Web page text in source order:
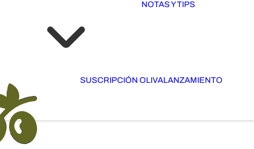
NOTAS Y TIPS
SUSCRIPCIÓN OLIVALANZAMIENTO